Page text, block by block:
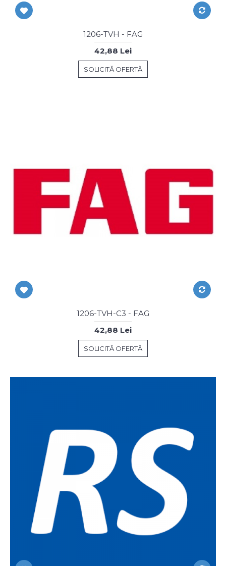
1206-TVH - FAG
42,88 Lei
SOLICITĂ OFERTĂ
1206-TVH-C3 - FAG
42,88 Lei
SOLICITĂ OFERTĂ